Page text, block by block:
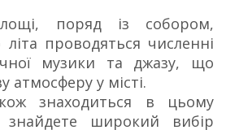
поряд із собором,
проводяться численні
музики та джазу, що
атмосферу у місті.
знаходиться в цьому
широкий вибір